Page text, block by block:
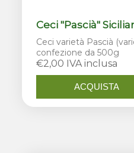
Ceci "Pascià"
Ceci varietà Pascià
confezione da 500g
€2,00 IVA inclusa
ACQUISTA